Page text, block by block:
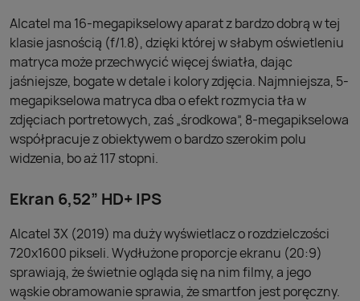
Alcatel ma 16-megapikselowy aparat z bardzo dobrą w tej
klasie jasnością (f/1.8), dzięki której w słabym oświetleniu
matryca może przechwycić więcej światła, dając
jaśniejsze, bogate w detale i kolory zdjęcia. Najmniejsza, 5-
megapikselowa matryca dba o efekt rozmycia tła w
zdjęciach portretowych, zaś „środkowa”, 8-megapikselowa
współpracuje z obiektywem o bardzo szerokim polu
widzenia, bo aż 117 stopni.
Ekran 6,52” HD+ IPS
Alcatel 3X (2019) ma duży wyświetlacz o rozdzielczości
720x1600 pikseli. Wydłużone proporcje ekranu (20:9)
sprawiają, że świetnie ogląda się na nim filmy, a jego
wąskie obramowanie sprawia, że smartfon jest poręczny.